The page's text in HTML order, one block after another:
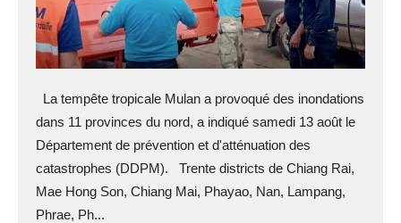
La tempête tropicale Mulan a provoqué des inondations
dans 11 provinces du nord, a indiqué samedi 13 août le
Département de prévention et d'atténuation des
catastrophes (DDPM). Trente districts de Chiang Rai,
Mae Hong Son, Chiang Mai, Phayao, Nan, Lampang,
Phrae, Ph...